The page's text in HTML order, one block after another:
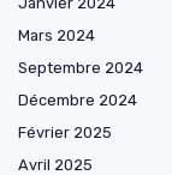
Mars 2024
Septembre 2024
Décembre 2024
Février 2025
Avril 2025